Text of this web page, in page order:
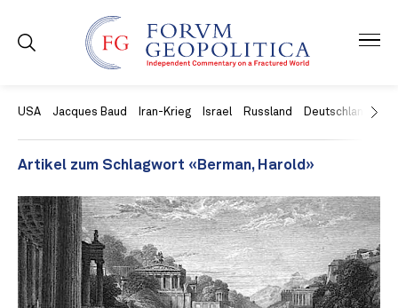
USA Jacques Baud Iran-Krieg Israel Russland Deutschland
Artikel zum Schlagwort «Berman, Harold»